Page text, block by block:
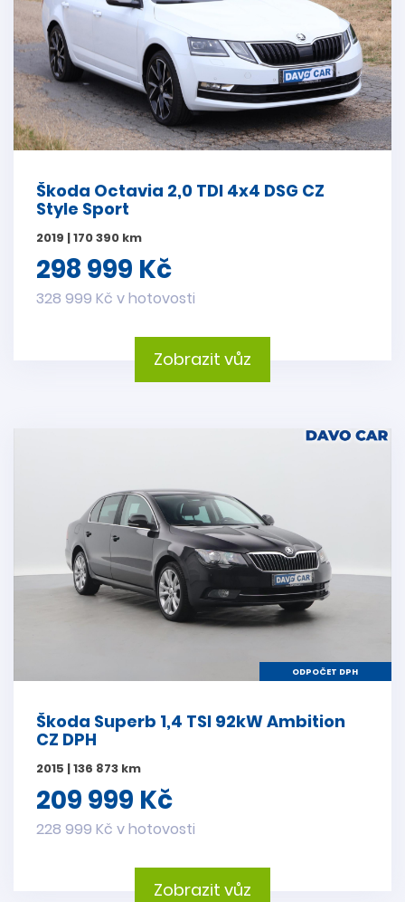
Škoda Octavia 2,0 TDI 4x4 DSG CZ
Style Sport
2019 | 170 390 km
298 999 Kč
328 999 Kč v hotovosti
Zobrazit vůz
ODPOČET DPH
Škoda Superb 1,4 TSI 92kW Ambition
CZ DPH
2015 | 136 873 km
209 999 Kč
228 999 Kč v hotovosti
Zobrazit vůz